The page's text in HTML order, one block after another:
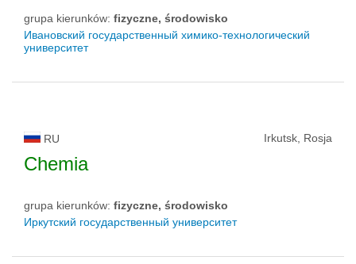
grupa kierunków: fizyczne, środowisko
Ивановский государственный химико-технологический
университет
RU Irkutsk, Rosja
Chemia
grupa kierunków: fizyczne, środowisko
Иркутский государственный университет